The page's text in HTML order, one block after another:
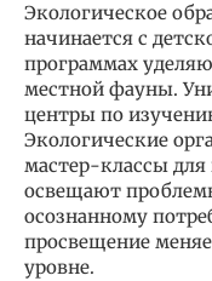
Экологическое
начинается с
программах
местной фауны.
центры по
Экологические
мастер-классы
освещают
осознанному
просвещение
уровне.